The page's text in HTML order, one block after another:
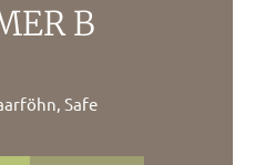
B
Safe